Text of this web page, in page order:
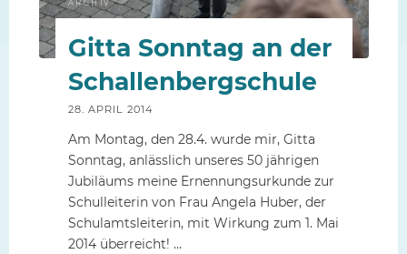
ARCHIV
Gitta Sonntag an der
Schallenbergschule
28. APRIL 2014
Am Montag, den 28.4. wurde mir, Gitta
Sonntag, anlässlich unseres 50 jährigen
Jubiläums meine Ernennungsurkunde zur
Schulleiterin von Frau Angela Huber, der
Schulamtsleiterin, mit Wirkung zum 1. Mai
2014 überreicht! …